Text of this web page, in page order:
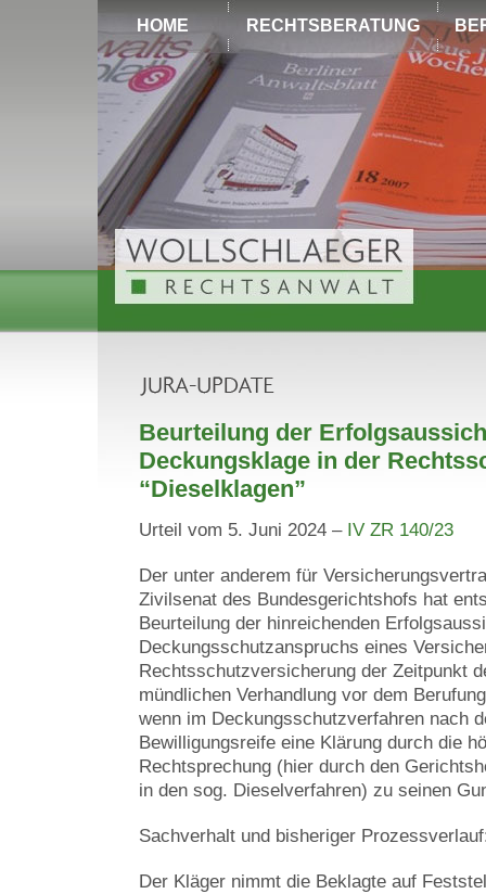
HOME RECHTSBERATUNG
Beurteilung der
Deckungsklage in der
“Dieselklagen”
Urteil vom 5. Juni 2024 – IV ZR 140/23
Der unter anderem für
Zivilsenat des Bundesgerichtshofs hat
Beurteilung der hinreichenden
Deckungsschutzanspruchs eines
Rechtsschutzversicherung der Zeitpunkt
mündlichen Verhandlung vor dem
wenn im Deckungsschutzverfahren nach
Bewilligungsreife eine Klärung durch die
Rechtsprechung (hier durch den
in den sog. Dieselverfahren) zu seinen
Sachverhalt und bisheriger
Der Kläger nimmt die Beklagte auf